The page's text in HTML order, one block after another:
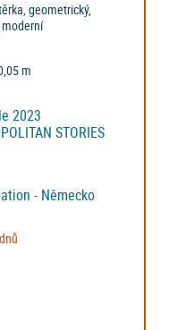
geometrický,
m
2023
STORIES
- Německo